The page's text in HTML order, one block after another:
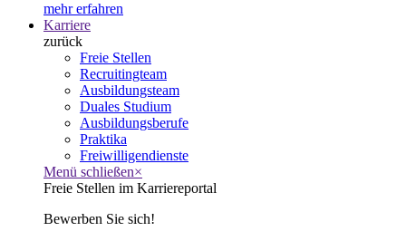
mehr erfahren
Karriere
zurück
Freie Stellen
Recruitingteam
Ausbildungsteam
Duales Studium
Ausbildungsberufe
Praktika
Freiwilligendienste
Menü schließen×
Freie Stellen im Karriereportal
Bewerben Sie sich!